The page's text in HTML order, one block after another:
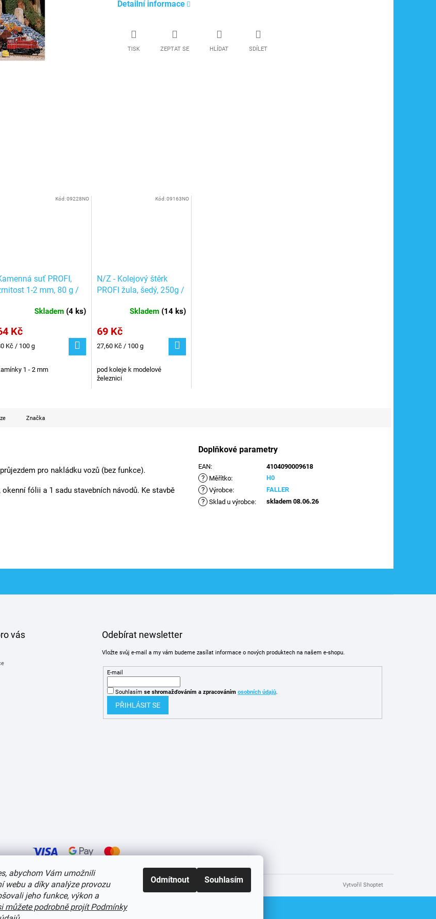
abychom Vám umožnili
webu a díky analýze provozu
jeho funkce, výkon a
můžete podrobně projít Podmínky
Odmítnout Souhlasím
Detailní informace
TISK ZEPTAT SE HLÍDAT SDÍLET
suť PROFI,
1-2 mm, 80 g /
Skladem (4 ks)
Kč
Kč / 100 g
1 - 2 mm
Kód:09228NO
N/Z - Kolejový štěrk
PROFI žula, šedý, 250g /
Skladem (14 ks)
69 Kč
Měrná
27,60 Kč / 100 g
pod koleje k modelové
železnici
Kód:09163NO
Značka
pro nakládku vozů (bez funkce).
fólii a 1 sadu stavebních návodů. Ke stavbě
Doplňkové parametry
EAN: 4104090009618
? Měřítko: H0
? Výrobce: FALLER
? Sklad u výrobce: skladem 08.06.26
vás Odebírat newsletter
Vložte svůj e-mail a my vám budeme zasílat informace o nových produktech na našem e-shopu.
E-mail
Souhlasím se shromažďováním a zpracováním osobních údajů.
PŘIHLÁSIT SE
Vytvořil Shoptet